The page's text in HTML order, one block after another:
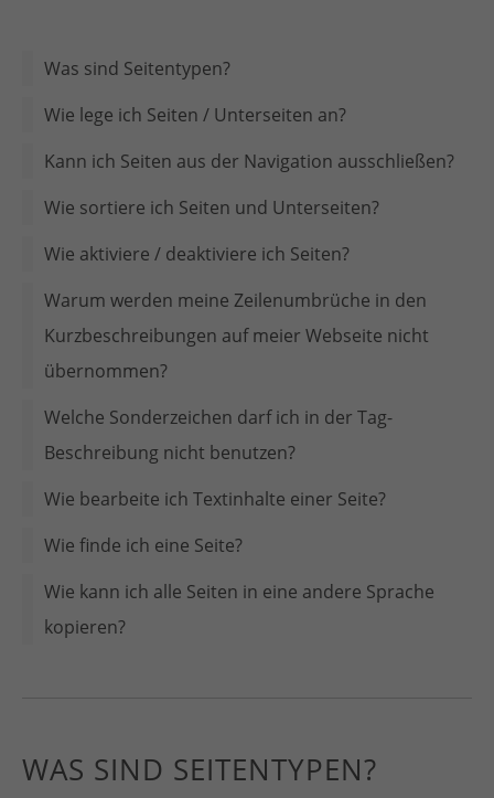
Was sind Seitentypen?
Wie lege ich Seiten / Unterseiten an?
Kann ich Seiten aus der Navigation ausschließen?
Wie sortiere ich Seiten und Unterseiten?
Wie aktiviere / deaktiviere ich Seiten?
Warum werden meine Zeilenumbrüche in den
Kurzbeschreibungen auf meier Webseite nicht
übernommen?
Welche Sonderzeichen darf ich in der Tag-
Beschreibung nicht benutzen?
Wie bearbeite ich Textinhalte einer Seite?
Wie finde ich eine Seite?
Wie kann ich alle Seiten in eine andere Sprache
kopieren?
WAS SIND SEITENTYPEN?